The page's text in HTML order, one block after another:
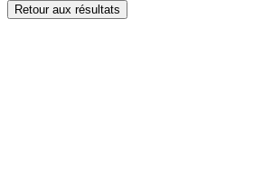
Retour aux résultats